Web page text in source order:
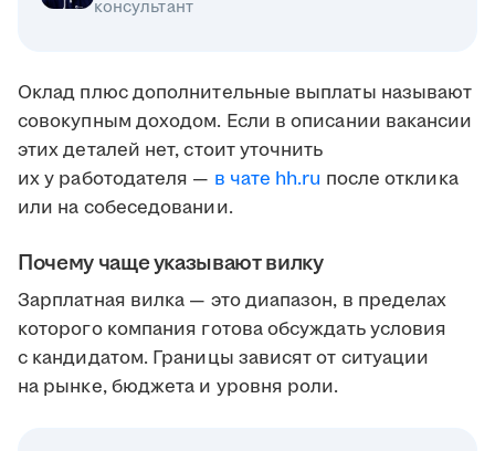
консультант
Оклад плюс дополнительные выплаты называют
совокупным доходом. Если в описании вакансии
этих деталей нет, стоит уточнить
их у работодателя — в чате hh.ru после отклика
или на собеседовании.
Почему чаще указывают вилку
Зарплатная вилка — это диапазон, в пределах
которого компания готова обсуждать условия
с кандидатом. Границы зависят от ситуации
на рынке, бюджета и уровня роли.